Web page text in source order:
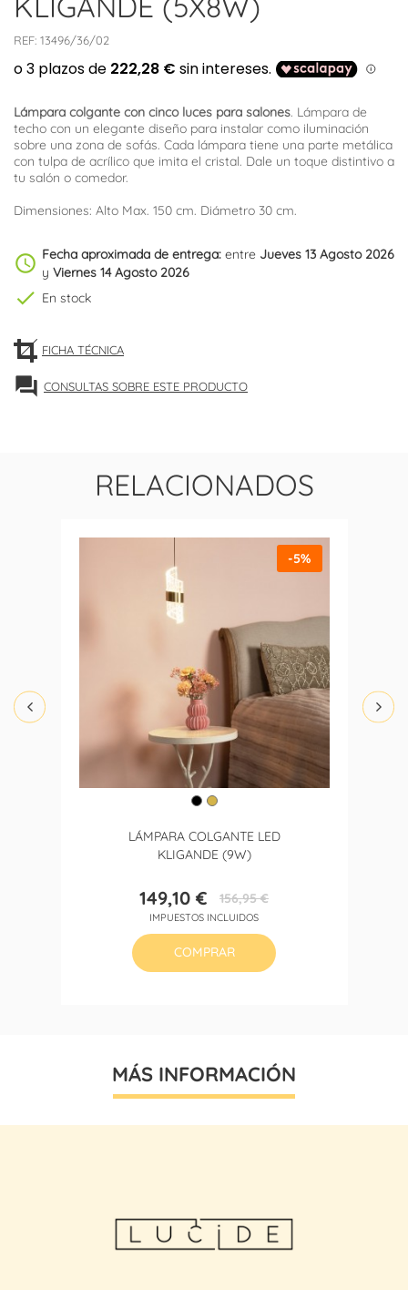
REF: 13496/36/02
Lámpara colgante con cinco luces para salones. Lámpara de
techo con un elegante diseño para instalar como iluminación
sobre una zona de sofás. Cada lámpara tiene una parte metálica
con tulpa de acrílico que imita el cristal. Dale un toque distintivo a
tu salón o comedor.
Dimensiones: Alto Max. 150 cm. Diámetro 30 cm.
schedule Fecha aproximada de entrega: entre Jueves 13 Agosto 2026
y Viernes 14 Agosto 2026
check En stock
FICHA TÉCNICA
forum CONSULTAS SOBRE ESTE PRODUCTO
RELACIONADOS
LÁMPARA COLGANTE LED
KLIGANDE (9W)
Precio
149,10 €Precio
base
156,95 €
IMPUESTOS INCLUIDOS
-5%
COMPRAR
MÁS INFORMACIÓN